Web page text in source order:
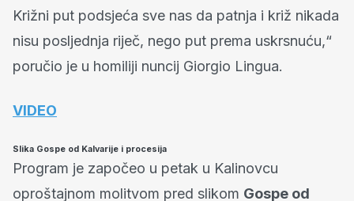
Križni put podsjeća sve nas da patnja i križ nikada
nisu posljednja riječ, nego put prema uskrsnuću,“
poručio je u homiliji nuncij Giorgio Lingua.
VIDEO
Slika Gospe od Kalvarije i procesija
Program je započeo u petak u Kalinovcu
oproštajnom molitvom pred slikom Gospe od